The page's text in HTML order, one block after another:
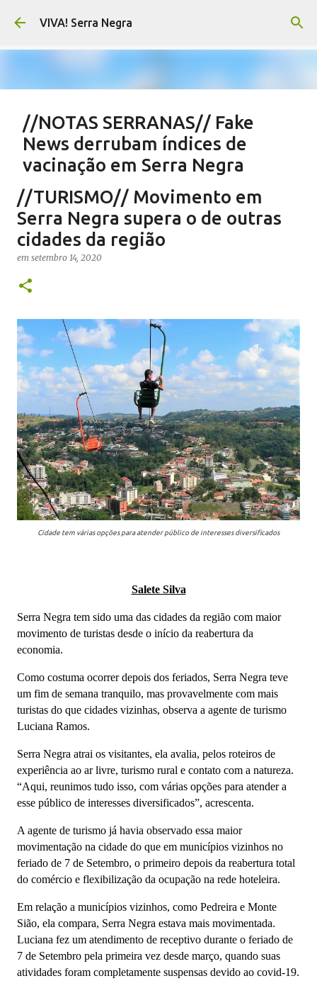
Pular para o conteúdo principal
VIVA! Serra Negra
//NOTAS SERRANAS// Fake
News derrubam índices de
vacinação em Serra Negra
SAÚDE SERRA NEGRA VACINAÇÃO SERRA NEGRA
VIVA! SERRA NEGRA NO AR
0
//TURISMO// Movimento em
Serra Negra supera o de outras
cidades da região
em setembro 14, 2020
Cidade tem várias opções para atender público de interesses diversificados
Salete Silva
Serra Negra tem sido uma das cidades da região com maior
movimento de turistas desde o início da reabertura da
economia.
Como costuma ocorrer depois dos feriados, Serra Negra teve
um fim de semana tranquilo, mas provavelmente com mais
turistas do que cidades vizinhas, observa a agente de turismo
Luciana Ramos.
Serra Negra atrai os visitantes, ela avalia, pelos roteiros de
experiência ao ar livre, turismo rural e contato com a natureza.
“Aqui, reunimos tudo isso, com várias opções para atender a
esse público de interesses diversificados”, acrescenta.
A agente de turismo já havia observado essa maior
movimentação na cidade do que em municípios vizinhos no
feriado de 7 de Setembro, o primeiro depois da reabertura total
do comércio e flexibilização da ocupação na rede hoteleira.
Em relação a municípios vizinhos, como Pedreira e Monte
Sião, ela compara, Serra Negra estava mais movimentada.
Luciana fez um atendimento de receptivo durante o feriado de
7 de Setembro pela primeira vez desde março, quando suas
atividades foram completamente suspensas devido ao covid-19.